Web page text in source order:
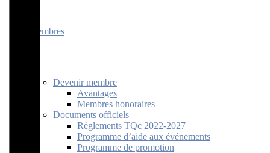
Membres
Devenir membre
Avantages
Membres honoraires
Documents officiels
Règlements TQc 2022-2027
Programme d’aide aux événements
Programme de promotion